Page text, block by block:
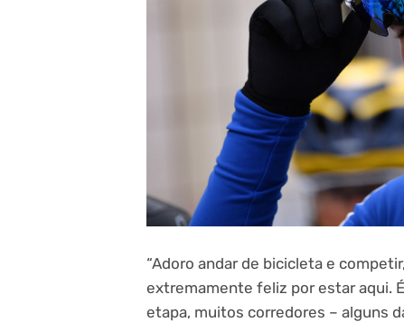
“Adoro andar de bicicleta e
extremamente feliz por estar aqui.
etapa, muitos corredores – alguns